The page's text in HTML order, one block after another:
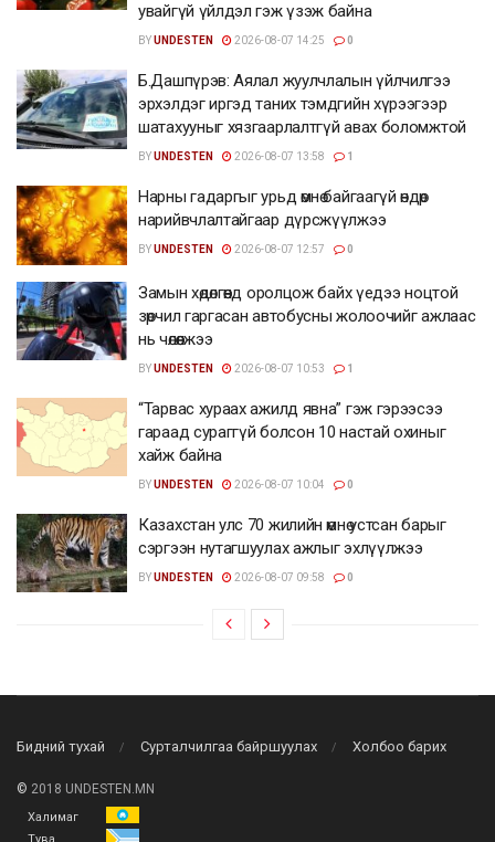
увайгүй үйлдэл гэж үзэж байна
BYUNDESTEN 2026-08-07 14:25 0
Б.Дашпүрэв: Аялал жуулчлалын үйлчилгээ
эрхэлдэг иргэд таних тэмдгийн хүрээгээр
шатахууныг хязгаарлалтгүй авах боломжтой
BYUNDESTEN 2026-08-07 13:58 1
Нарны гадаргыг урьд өмнө байгаагүй өндөр
нарийвчлалтайгаар дүрсжүүлжээ
BYUNDESTEN 2026-08-07 12:57 0
Замын хөдөлгөөнд оролцож байх үедээ ноцтой
зөрчил гаргасан автобусны жолоочийг ажлаас
нь чөлөөлжээ
BYUNDESTEN 2026-08-07 10:53 1
“Тарвас хураах ажилд явна” гэж гэрээсээ
гараад сураггүй болсон 10 настай охиныг
хайж байна
BYUNDESTEN 2026-08-07 10:04 0
Казахстан улс 70 жилийн өмнө устсан барыг
сэргээн нутагшуулах ажлыг эхлүүлжээ
BYUNDESTEN 2026-08-07 09:58 0
Бидний тухай Сурталчилгаа байршуулах Холбоо барих
© 2018 UNDESTEN.MN
Халимаг